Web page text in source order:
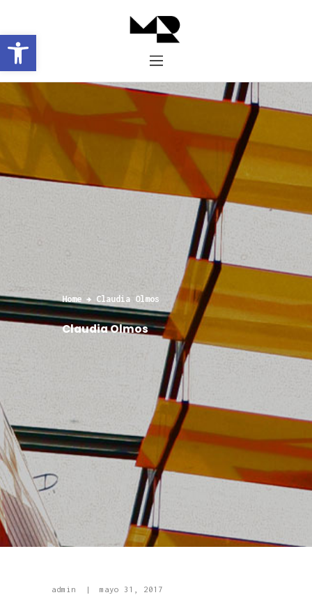
Abrir barra de herramientas
Home Claudia Olmos
Claudia Olmos
Inicio
Historia
Proyectos
Galería
Contacto
admin mayo 31, 2017